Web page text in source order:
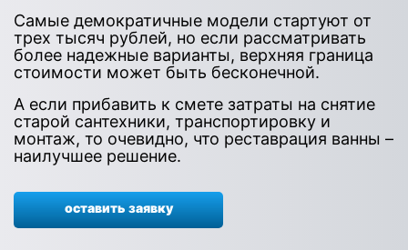
Самые демократичные модели стартуют от
трех тысяч рублей, но если рассматривать
более надежные варианты, верхняя граница
стоимости может быть бесконечной.
А если прибавить к смете затраты на снятие
старой сантехники, транспортировку и
монтаж, то очевидно, что реставрация ванны –
наилучшее решение.
оставить заявку